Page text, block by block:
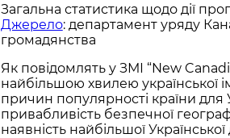
Загальна статистика щодо дії
Джерело: департамент уряду
громадянства
Як повідомлять у ЗМІ “New
найбільшою хвилею української
причин популярності країни для
привабливість безпечної
наявність найбільшої Української